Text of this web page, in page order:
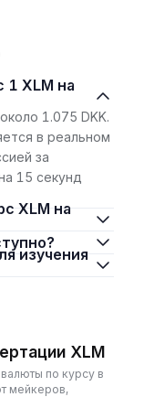
1.075 DKK.
в реальном
за
15 секунд
XLM
по курсу в
мейкеров,